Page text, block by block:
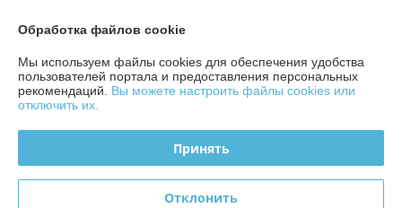
Информация для покупателя
Юридическое лицо:ЧТУП «БелТоргХолод»
220036, Республика Беларусь, г.Минск, пер. Домашевский, 9-9
Регистрационный номер ЕГР: 190859074
УНП: 190859074
Регистрационный орган: Минский горисполком
Дата регистрации компании: 23.08.2007
Обработка файлов cookie
Мы используем файлы cookies для обеспечения удобства
пользователей портала и предоставления персональных
рекомендаций. Вы можете настроить файлы cookies или
отключить их.
Принять
Отклонить